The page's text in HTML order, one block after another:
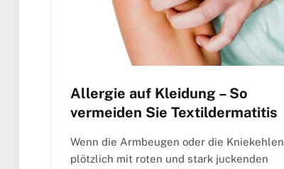
Allergie auf Kleidung – So
vermeiden Sie Textildermatitis
Wenn die Armbeugen oder die Kniekehlen
plötzlich mit roten und stark juckenden